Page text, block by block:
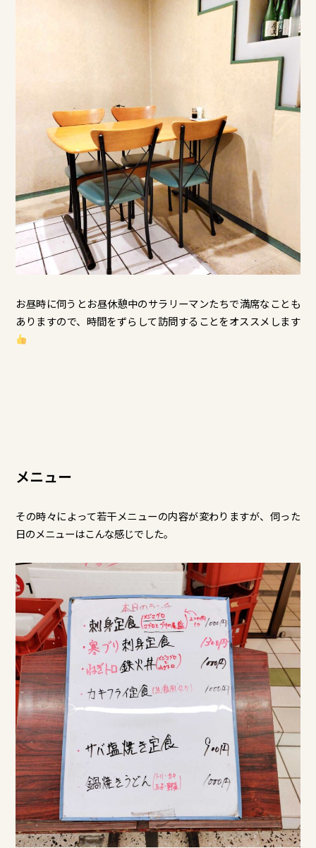
お昼時に伺うとお昼休憩中のサラリーマンたちで満席なことも
ありますので、時間をずらして訪問することをオススメします
メニュー
その時々によって若干メニューの内容が変わりますが、伺った
日のメニューはこんな感じでした。